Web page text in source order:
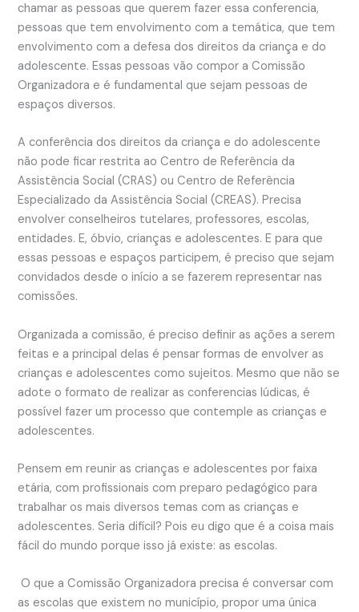
chamar as pessoas que querem fazer essa conferencia,
pessoas que tem envolvimento com a temática, que tem
envolvimento com a defesa dos direitos da criança e do
adolescente. Essas pessoas vão compor a Comissão
Organizadora e é fundamental que sejam pessoas de
espaços diversos.
A conferência dos direitos da criança e do adolescente
não pode ficar restrita ao Centro de Referência da
Assistência Social (CRAS) ou Centro de Referência
Especializado da Assistência Social (CREAS). Precisa
envolver conselheiros tutelares, professores, escolas,
entidades. E, óbvio, crianças e adolescentes. E para que
essas pessoas e espaços participem, é preciso que sejam
convidados desde o início a se fazerem representar nas
comissões.
Organizada a comissão, é preciso definir as ações a serem
feitas e a principal delas é pensar formas de envolver as
crianças e adolescentes como sujeitos. Mesmo que não se
adote o formato de realizar as conferencias lúdicas, é
possível fazer um processo que contemple as crianças e
adolescentes.
Pensem em reunir as crianças e adolescentes por faixa
etária, com profissionais com preparo pedagógico para
trabalhar os mais diversos temas com as crianças e
adolescentes. Seria difícil? Pois eu digo que é a coisa mais
fácil do mundo porque isso já existe: as escolas.
O que a Comissão Organizadora precisa é conversar com
as escolas que existem no município, propor uma única